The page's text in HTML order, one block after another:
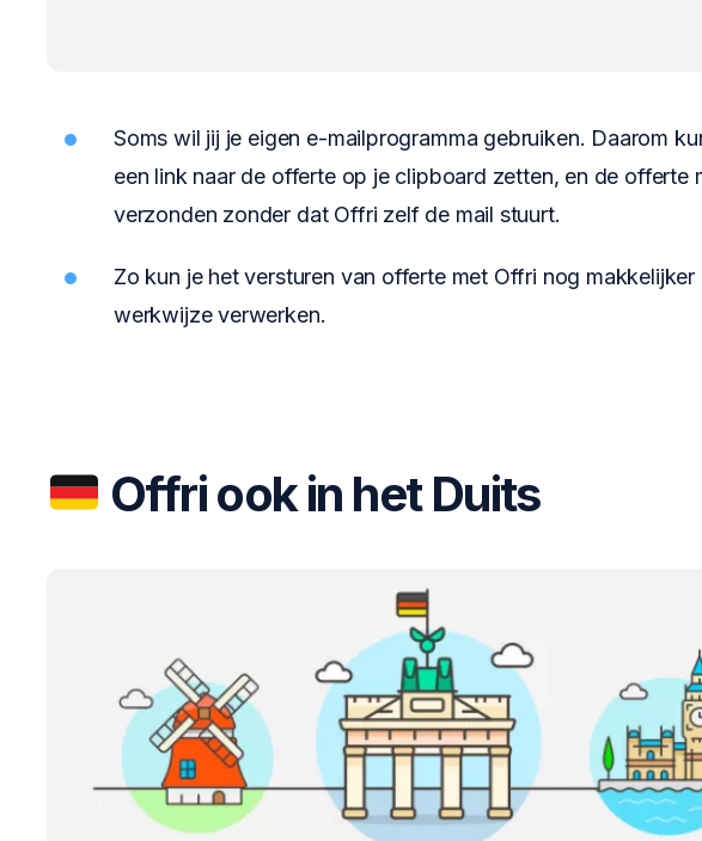
Soms wil jij je eigen e-mailprogramma gebruiken. Daarom
een link naar de offerte op je clipboard zetten, en de offerte
verzonden zonder dat Offri zelf de mail stuurt.
Zo kun je het versturen van offerte met Offri nog makkelijker
werkwijze verwerken.
Offri ook in het Duits